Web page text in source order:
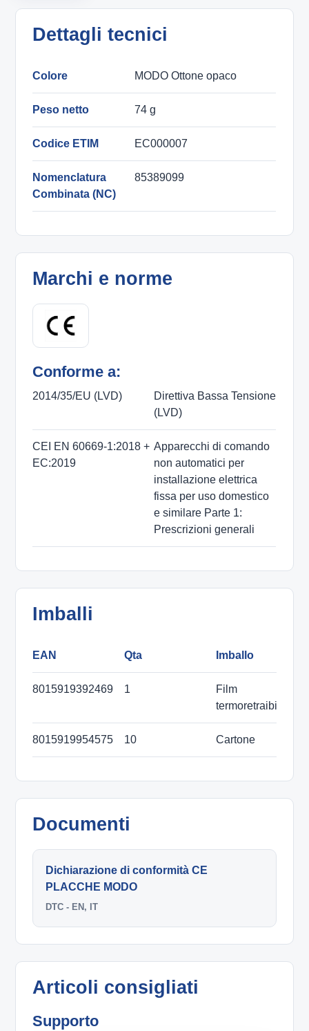
Dettagli tecnici
Colore MODO Ottone opaco
Peso netto 74 g
Codice ETIM EC000007
Nomenclatura
Combinata (NC)
85389099
Marchi e norme
Conforme a:
2014/35/EU (LVD)
Direttiva Bassa Tensione
(LVD)
CEI EN 60669-1:2018 +
EC:2019
Apparecchi di comando
non automatici per
installazione elettrica
fissa per uso domestico
e similare Parte 1:
Prescrizioni generali
Imballi
EAN Qta Imballo
8015919392469 1
Film
termoretraibile
8015919954575 10 Cartone
Documenti
Dichiarazione di conformità CE
PLACCHE MODO
DTC - EN, IT
Articoli consigliati
Supporto